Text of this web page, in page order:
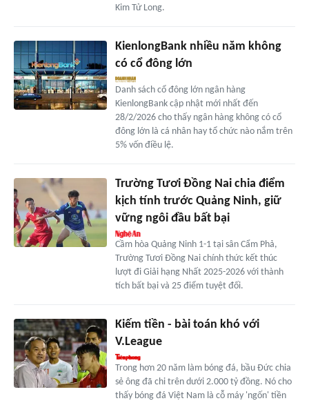
Kim Tử Long.
KienlongBank nhiều năm không
có cổ đông lớn
Danh sách cổ đông lớn ngân hàng
KienlongBank cập nhật mới nhất đến
28/2/2026 cho thấy ngân hàng không có cổ
đông lớn là cá nhân hay tổ chức nào nắm trên
5% vốn điều lệ.
Trường Tươi Đồng Nai chia điểm
kịch tính trước Quảng Ninh, giữ
vững ngôi đầu bất bại
Cầm hòa Quảng Ninh 1-1 tại sân Cẩm Phả,
Trường Tươi Đồng Nai chính thức kết thúc
lượt đi Giải hạng Nhất 2025-2026 với thành
tích bất bại và 25 điểm tuyệt đối.
Kiếm tiền - bài toán khó với
V.League
Trong hơn 20 năm làm bóng đá, bầu Đức chia
sẻ ông đã chi trên dưới 2.000 tỷ đồng. Nó cho
thấy bóng đá Việt Nam là cỗ máy 'ngốn' tiền